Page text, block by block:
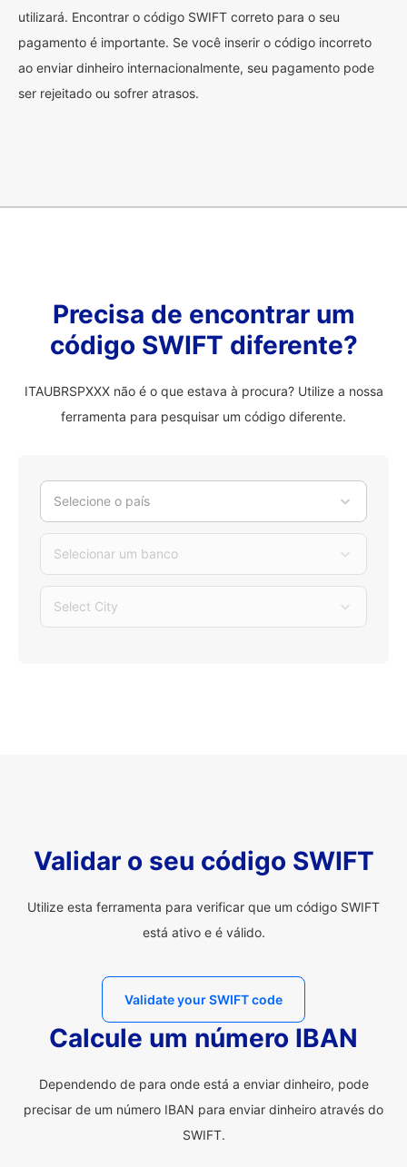
utilizará. Encontrar o código SWIFT correto para o seu
pagamento é importante. Se você inserir o código incorreto
ao enviar dinheiro internacionalmente, seu pagamento pode
ser rejeitado ou sofrer atrasos.
Precisa de encontrar um
código SWIFT diferente?
ITAUBRSPXXX não é o que estava à procura? Utilize a nossa
ferramenta para pesquisar um código diferente.
Selecione o país
Selecionar um banco
Select City
Validar o seu código SWIFT
Utilize esta ferramenta para verificar que um código SWIFT
está ativo e é válido.
Validate your SWIFT code
Calcule um número IBAN
Dependendo de para onde está a enviar dinheiro, pode
precisar de um número IBAN para enviar dinheiro através do
SWIFT.